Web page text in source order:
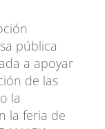
pública
a apoyar
de las
la
la feria de